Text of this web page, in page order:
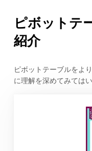
ピボットテ
紹介
ピボットテーブルをよ
に理解を深めてみては